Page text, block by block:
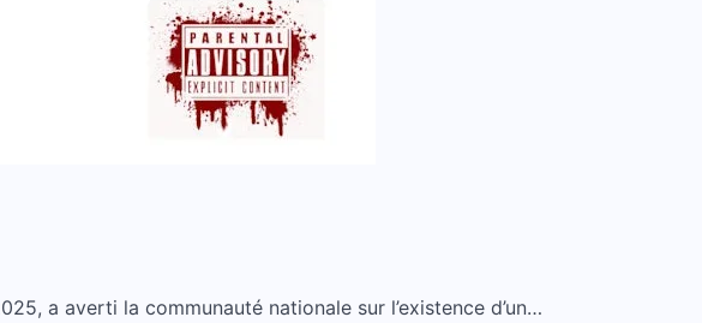
a averti la communauté nationale sur l’existence d’un…